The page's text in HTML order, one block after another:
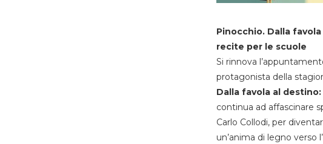
Pinocchio. Dalla
recite per le scuole
Si rinnova
protagonista della
Dalla favola al destino:
continua ad affascinare
Carlo Collodi, per
un’anima di legno verso